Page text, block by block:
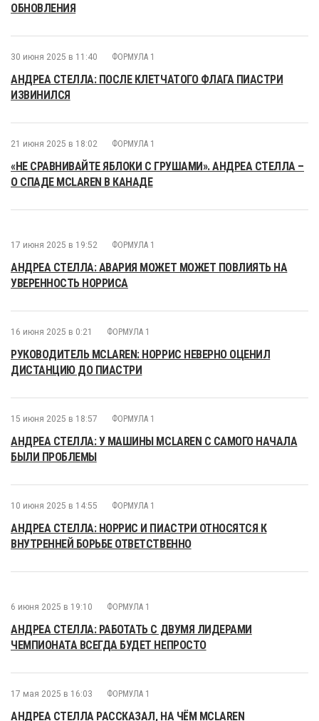
ОБНОВЛЕНИЯ
30 июня 2025 в 11:40 ФОРМУЛА 1
АНДРЕА СТЕЛЛА: ПОСЛЕ КЛЕТЧАТОГО ФЛАГА ПИАСТРИ
ИЗВИНИЛСЯ
21 июня 2025 в 18:02 ФОРМУЛА 1
«НЕ СРАВНИВАЙТЕ ЯБЛОКИ С ГРУШАМИ». АНДРЕА СТЕЛЛА –
О СПАДЕ MCLAREN В КАНАДЕ
17 июня 2025 в 19:52 ФОРМУЛА 1
АНДРЕА СТЕЛЛА: АВАРИЯ МОЖЕТ МОЖЕТ ПОВЛИЯТЬ НА
УВЕРЕННОСТЬ НОРРИСА
16 июня 2025 в 0:21 ФОРМУЛА 1
РУКОВОДИТЕЛЬ MCLAREN: НОРРИС НЕВЕРНО ОЦЕНИЛ
ДИСТАНЦИЮ ДО ПИАСТРИ
15 июня 2025 в 18:57 ФОРМУЛА 1
АНДРЕА СТЕЛЛА: У МАШИНЫ MCLAREN С САМОГО НАЧАЛА
БЫЛИ ПРОБЛЕМЫ
10 июня 2025 в 14:55 ФОРМУЛА 1
АНДРЕА СТЕЛЛА: НОРРИС И ПИАСТРИ ОТНОСЯТСЯ К
ВНУТРЕННЕЙ БОРЬБЕ ОТВЕТСТВЕННО
6 июня 2025 в 19:10 ФОРМУЛА 1
АНДРЕА СТЕЛЛА: РАБОТАТЬ С ДВУМЯ ЛИДЕРАМИ
ЧЕМПИОНАТА ВСЕГДА БУДЕТ НЕПРОСТО
17 мая 2025 в 16:03 ФОРМУЛА 1
АНДРЕА СТЕЛЛА РАССКАЗАЛ, НА ЧЁМ MCLAREN